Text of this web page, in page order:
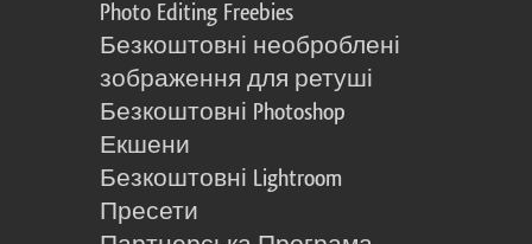
Photo Editing Freebies
Безкоштовні необроблені
зображення для ретуші
Безкоштовні Photoshop
Екшени
Безкоштовні Lightroom
Пресети